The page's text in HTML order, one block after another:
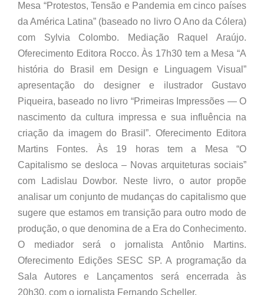
Mesa “Protestos, Tensão e Pandemia em cinco países
da América Latina” (baseado no livro O Ano da Cólera)
com Sylvia Colombo. Mediação Raquel Araújo.
Oferecimento Editora Rocco. Às 17h30 tem a Mesa “A
história do Brasil em Design e Linguagem Visual”
apresentação do designer e ilustrador Gustavo
Piqueira, baseado no livro “Primeiras Impressões — O
nascimento da cultura impressa e sua influência na
criação da imagem do Brasil”. Oferecimento Editora
Martins Fontes. Às 19 horas tem a Mesa “O
Capitalismo se desloca – Novas arquiteturas sociais”
com Ladislau Dowbor. Neste livro, o autor propõe
analisar um conjunto de mudanças do capitalismo que
sugere que estamos em transição para outro modo de
produção, o que denomina de a Era do Conhecimento.
O mediador será o jornalista Antônio Martins.
Oferecimento Edições SESC SP. A programação da
Sala Autores e Lançamentos será encerrada às
20h30, com o jornalista Fernando Scheller.